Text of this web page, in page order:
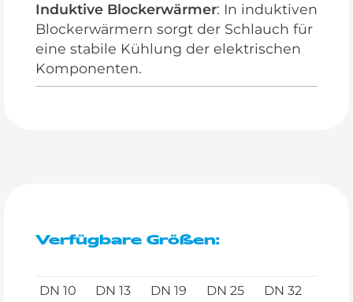
Induktive Blockerwärmer: In induktiven
Blockerwärmern sorgt der Schlauch für
eine stabile Kühlung der elektrischen
Komponenten.
Verfügbare Größen:
DN 10
DN 13
DN 19
DN 25
DN 32